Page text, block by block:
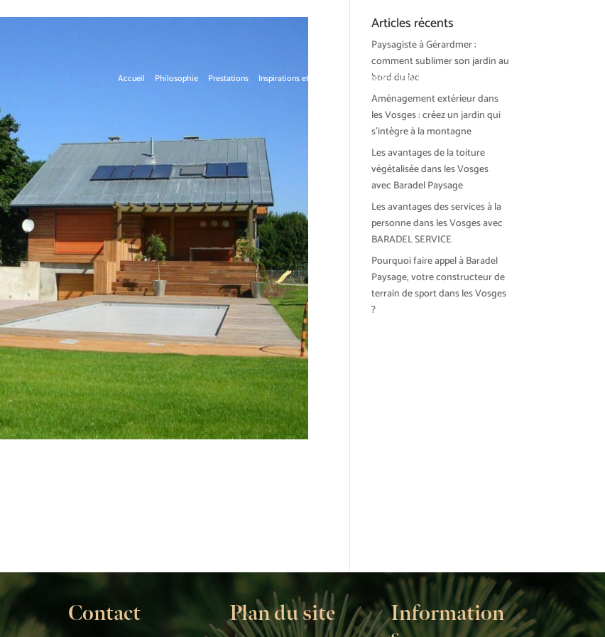
Accueil Philosophie Prestations Inspirations et tendances BARADEL SERVICE
Articles récents
Paysagiste à Gérardmer :
comment sublimer son jardin au
bord du lac
Aménagement extérieur dans
les Vosges : créez un jardin qui
s’intègre à la montagne
Les avantages de la toiture
végétalisée dans les Vosges
avec Baradel Paysage
Les avantages des services à la
personne dans les Vosges avec
BARADEL SERVICE
Pourquoi faire appel à Baradel
Paysage, votre constructeur de
terrain de sport dans les Vosges
?
Contact Plan du site
Information